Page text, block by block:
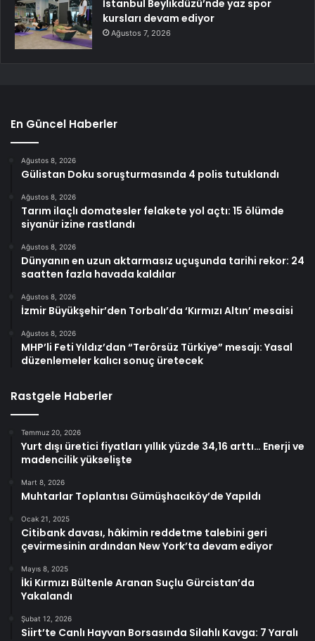
İstanbul Beylikdüzü’nde yaz spor
kursları devam ediyor
Ağustos 7, 2026
En Güncel Haberler
Ağustos 8, 2026
Gülistan Doku soruşturmasında 4 polis tutuklandı
Ağustos 8, 2026
Tarım ilaçlı domatesler felakete yol açtı: 15 ölümde
siyanür izine rastlandı
Ağustos 8, 2026
Dünyanın en uzun aktarmasız uçuşunda tarihi rekor: 24
saatten fazla havada kaldılar
Ağustos 8, 2026
İzmir Büyükşehir’den Torbalı’da ‘Kırmızı Altın’ mesaisi
Ağustos 8, 2026
MHP’li Feti Yıldız’dan “Terörsüz Türkiye” mesajı: Yasal
düzenlemeler kalıcı sonuç üretecek
Rastgele Haberler
Temmuz 20, 2026
Yurt dışı üretici fiyatları yıllık yüzde 34,16 arttı… Enerji ve
madencilik yükselişte
Mart 8, 2026
Muhtarlar Toplantısı Gümüşhacıköy’de Yapıldı
Ocak 21, 2025
Citibank davası, hâkimin reddetme talebini geri
çevirmesinin ardından New York’ta devam ediyor
Mayıs 8, 2025
İki Kırmızı Bültenle Aranan Suçlu Gürcistan’da
Yakalandı
Şubat 12, 2026
Siirt’te Canlı Hayvan Borsasında Silahlı Kavga: 7 Yaralı